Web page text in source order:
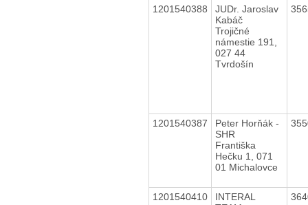
1201540388
JUDr. Jaroslav
Kabáč
Trojičné
námestie 191,
027 44
Tvrdošín
1201540387
Peter Horňák -
SHR
Františka
Hečku 1, 071
01 Michalovce
1201540410
INTERAL